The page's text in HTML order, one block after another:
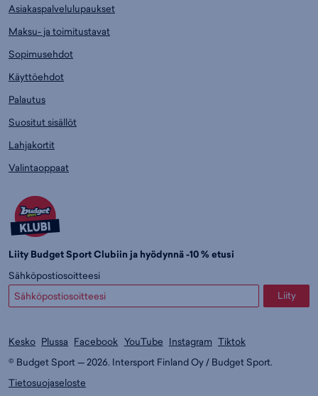
Asiakaspalvelulupaukset
Maksu- ja toimitustavat
Sopimusehdot
Käyttöehdot
Palautus
Suositut sisällöt
Lahjakortit
Valintaoppaat
Liity Budget Sport Clubiin ja hyödynnä -10 % etusi
Sähköpostiosoitteesi
Liity
Kesko Plussa Facebook YouTube Instagram Tiktok
© Budget Sport — 2026. Intersport Finland Oy / Budget Sport.
Tietosuojaseloste